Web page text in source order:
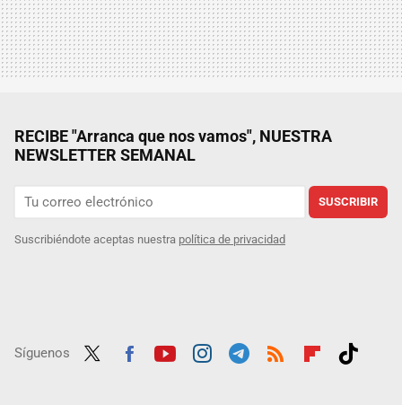
RECIBE "Arranca que nos vamos", NUESTRA
NEWSLETTER SEMANAL
SUSCRIBIR
Suscribiéndote aceptas nuestra política de privacidad
Síguenos